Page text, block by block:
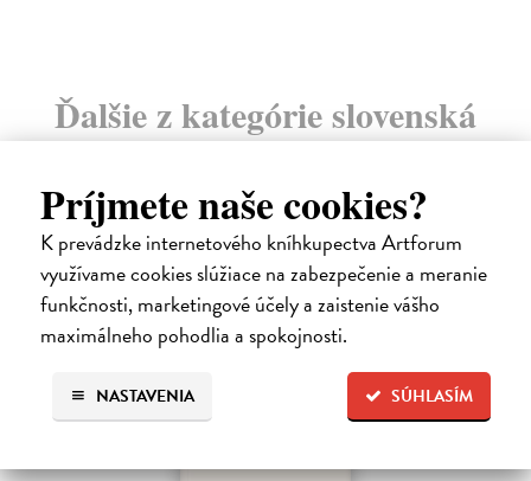
Príjmete naše cookies?
K prevádzke internetového kníhkupectva Artforum
využívame cookies slúžiace na zabezpečenie a meranie
funkčnosti, marketingové účely a zaistenie vášho
maximálneho pohodlia a spokojnosti.
SÚHLASÍM
NASTAVENIA
Ďalšie z kategórie slovenská
na sklade